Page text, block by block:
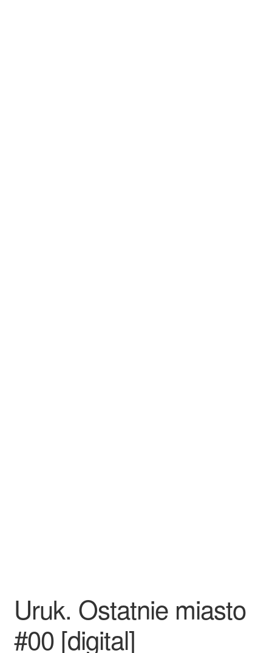
Uruk. Ostatnie miasto
#00 [digital]